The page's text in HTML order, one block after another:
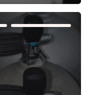
Exkl. moms
Inkl. moms